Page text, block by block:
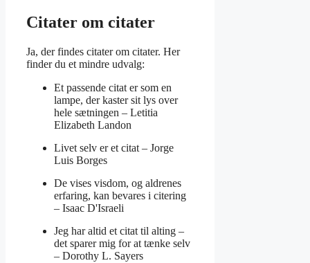
Citater om citater
Ja, der findes citater om citater. Her
finder du et mindre udvalg:
Et passende citat er som en
lampe, der kaster sit lys over
hele sætningen – Letitia
Elizabeth Landon
Livet selv er et citat – Jorge
Luis Borges
De vises visdom, og aldrenes
erfaring, kan bevares i citering
– Isaac D'Israeli
Jeg har altid et citat til alting –
det sparer mig for at tænke selv
– Dorothy L. Sayers